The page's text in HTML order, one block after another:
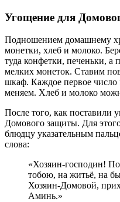
Угощение для
Подношением домашнему
монетки, хлеб и молоко.
туда конфетки, печеньки, а
мелких монеток. Ставим
шкаф. Каждое первое число
меняем. Хлеб и молоко
После того, как поставили
Домового защиты. Для
блюдцу указательным
слова:
«Хозяин-господин!
тобою, на житьё, на
Хозяин-Домовой,
Аминь.»